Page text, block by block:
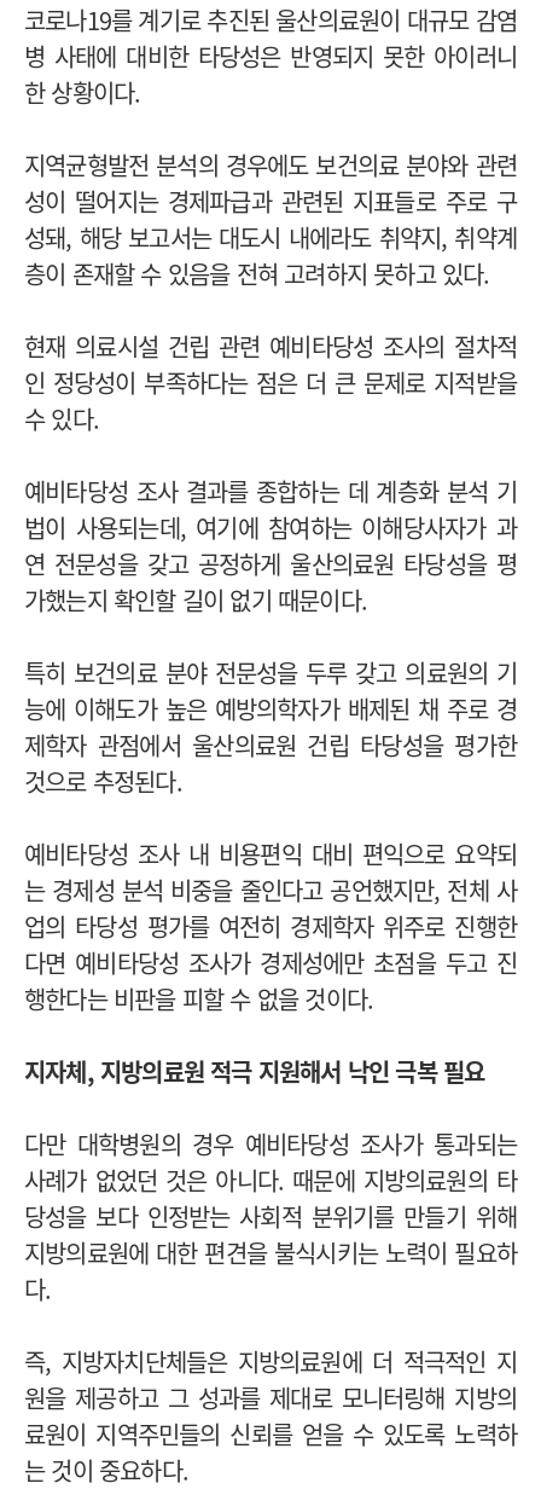
코로나19를 계기로 추진된 울산의료원이 대규모 감염
병 사태에 대비한 타당성은 반영되지 못한 아이러니
한 상황이다.
지역균형발전 분석의 경우에도 보건의료 분야와 관련
성이 떨어지는 경제파급과 관련된 지표들로 주로 구
성돼, 해당 보고서는 대도시 내에라도 취약지, 취약계
층이 존재할 수 있음을 전혀 고려하지 못하고 있다.
현재 의료시설 건립 관련 예비타당성 조사의 절차적
인 정당성이 부족하다는 점은 더 큰 문제로 지적받을
수 있다.
예비타당성 조사 결과를 종합하는 데 계층화 분석 기
법이 사용되는데, 여기에 참여하는 이해당사자가 과
연 전문성을 갖고 공정하게 울산의료원 타당성을 평
가했는지 확인할 길이 없기 때문이다.
특히 보건의료 분야 전문성을 두루 갖고 의료원의 기
능에 이해도가 높은 예방의학자가 배제된 채 주로 경
제학자 관점에서 울산의료원 건립 타당성을 평가한
것으로 추정된다.
예비타당성 조사 내 비용편익 대비 편익으로 요약되
는 경제성 분석 비중을 줄인다고 공언했지만, 전체 사
업의 타당성 평가를 여전히 경제학자 위주로 진행한
다면 예비타당성 조사가 경제성에만 초점을 두고 진
행한다는 비판을 피할 수 없을 것이다.
지자체, 지방의료원 적극 지원해서 낙인 극복 필요
다만 대학병원의 경우 예비타당성 조사가 통과되는
사례가 없었던 것은 아니다. 때문에 지방의료원의 타
당성을 보다 인정받는 사회적 분위기를 만들기 위해
지방의료원에 대한 편견을 불식시키는 노력이 필요하
다.
즉, 지방자치단체들은 지방의료원에 더 적극적인 지
원을 제공하고 그 성과를 제대로 모니터링해 지방의
료원이 지역주민들의 신뢰를 얻을 수 있도록 노력하
는 것이 중요하다.